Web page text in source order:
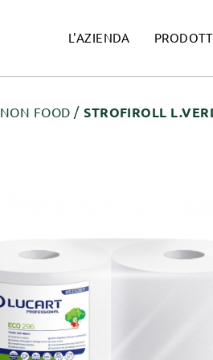
L'AZIENDA
NON FOOD STROFIROLL